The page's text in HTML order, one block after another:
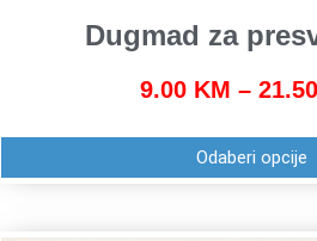
Dugmad za
9.00 KM – 21.50
Odaberi opcije